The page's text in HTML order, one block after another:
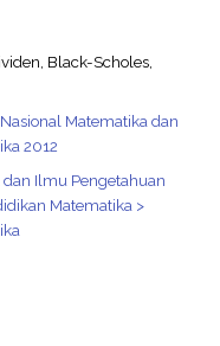
Black-Scholes,
Matematika dan
2012
Ilmu Pengetahuan
Matematika >